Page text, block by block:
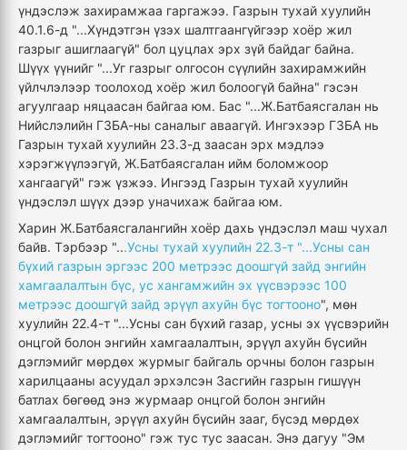
үндэслэж захирамжаа гаргажээ. Газрын тухай хуулийн
40.1.6-д "...Хүндэтгэн үзэх шалтгаангүйгээр хоёр жил
газрыг ашиглаагүй" бол цуцлах эрх зүй байдаг байна.
Шүүх үүнийг "...Уг газрыг олгосон сүүлийн захирамжийн
үйлчлэлээр тоолоход хоёр жил болоогүй байна" гэсэн
агуулгаар няцаасан байгаа юм. Бас "...Ж.Батбаясгалан нь
Нийслэлийн ГЗБА-ны саналыг аваагүй. Ингэхээр ГЗБА нь
Газрын тухай хуулийн 23.3-д заасан эрх мэдлээ
хэрэгжүүлээгүй, Ж.Батбаясгалан ийм боломжоор
хангаагүй" гэж үзжээ. Ингээд Газрын тухай хуулийн
үндэслэл шүүх дээр уначихаж байгаа юм.
Харин Ж.Батбаясгалангийн хоёр дахь үндэслэл маш чухал
байв. Тэрбээр "...Усны тухай хуулийн 22.3-т "...Усны сан
бүхий газрын эргээс 200 метрээс доошгүй зайд энгийн
хамгаалалтын бүс, ус хангамжийн эх үүсвэрээс 100
метрээс доошгүй зайд эрүүл ахуйн бүс тогтооно", мөн
хуулийн 22.4-т "...Усны сан бүхий газар, усны эх үүсвэрийн
онцгой болон энгийн хамгаалалтын, эрүүл ахуйн бүсийн
дэглэмийг мөрдөх журмыг байгаль орчны болон газрын
харилцааны асуудал эрхэлсэн Засгийн газрын гишүүн
батлах бөгөөд энэ журмаар онцгой болон энгийн
хамгаалалтын, эрүүл ахуйн бүсийн зааг, бүсэд мөрдөх
дэглэмийг тогтооно" гэж тус тус заасан. Энэ дагуу "Эм